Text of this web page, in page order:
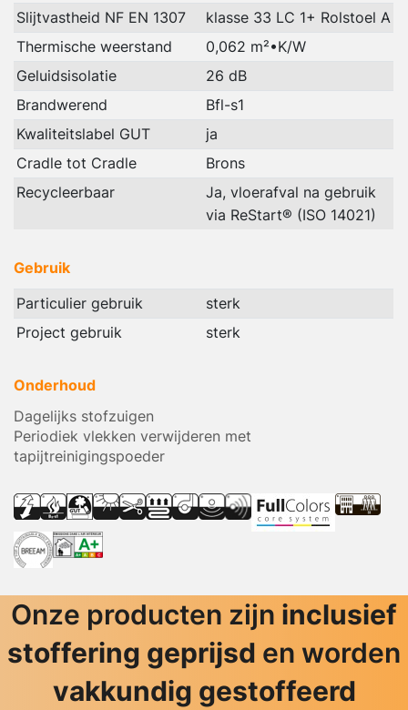
Slijtvastheid NF EN 1307
klasse 33 LC 1+ Rolstoel A
Thermische weerstand
0,062 m²•K/W
Geluidsisolatie
26 dB
Brandwerend
Bfl-s1
Kwaliteitslabel GUT
ja
Cradle tot Cradle
Brons
Recycleerbaar
Ja, vloerafval na gebruik
via ReStart® (ISO 14021)
Gebruik
Particulier gebruik
sterk
Project gebruik
sterk
Onderhoud
Dagelijks stofzuigen
Periodiek vlekken verwijderen met
tapijtreinigingspoeder
Onze producten zijn inclusief
stoffering geprijsd en worden
vakkundig gestoffeerd